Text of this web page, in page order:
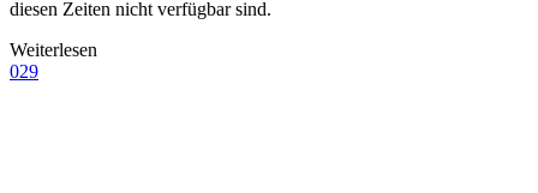
diesen Zeiten nicht verfügbar sind.
Weiterlesen
029